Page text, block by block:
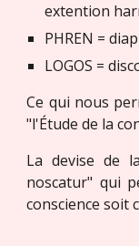
extention
PHREN =
LOGOS =
Ce qui nous
"l'Étude de la
La devise de
noscatur" qui
conscience soit